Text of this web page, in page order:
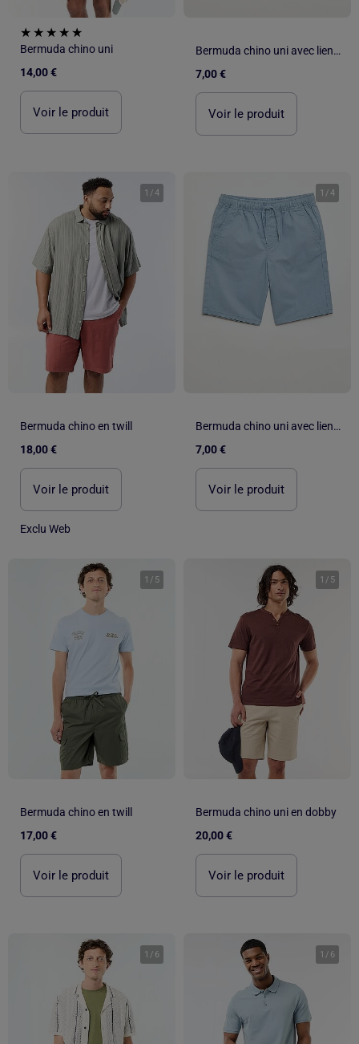
Bermuda chino uni
14,00 €
Voir le produit
Bermuda chino uni avec liens de serrage
7,00 €
Voir le produit
1 /4
Bermuda chino en twill
18,00 €
Voir le produit
Exclu Web
1 /4
Bermuda chino uni avec liens de serrage
7,00 €
Voir le produit
1 / 5
Bermuda chino en twill
17,00 €
Voir le produit
1 / 5
Bermuda chino uni en dobby
20,00 €
Voir le produit
1 / 6 1 / 6